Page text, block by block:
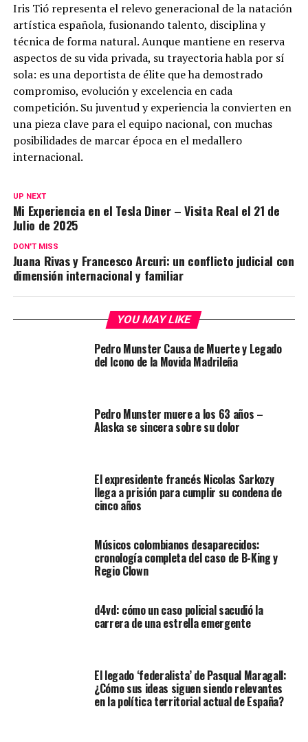
Iris Tió representa el relevo generacional de la natación
artística española, fusionando talento, disciplina y
técnica de forma natural. Aunque mantiene en reserva
aspectos de su vida privada, su trayectoria habla por sí
sola: es una deportista de élite que ha demostrado
compromiso, evolución y excelencia en cada
competición. Su juventud y experiencia la convierten en
una pieza clave para el equipo nacional, con muchas
posibilidades de marcar época en el medallero
internacional.
UP NEXT
Mi Experiencia en el Tesla Diner – Visita Real el 21 de
Julio de 2025
DON'T MISS
Juana Rivas y Francesco Arcuri: un conflicto judicial con
dimensión internacional y familiar
YOU MAY LIKE
Pedro Munster Causa de Muerte y Legado
del Icono de la Movida Madrileña
Pedro Munster muere a los 63 años –
Alaska se sincera sobre su dolor
El expresidente francés Nicolas Sarkozy
llega a prisión para cumplir su condena de
cinco años
Músicos colombianos desaparecidos:
cronología completa del caso de B-King y
Regio Clown
d4vd: cómo un caso policial sacudió la
carrera de una estrella emergente
El legado ‘federalista’ de Pasqual Maragall:
¿Cómo sus ideas siguen siendo relevantes
en la política territorial actual de España?